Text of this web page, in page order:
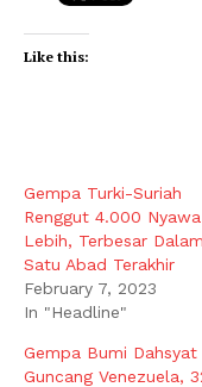
Like this:
Gempa Turki-Suriah
Renggut 4.000 Nyawa
Lebih, Terbesar Dalam
Satu Abad Terakhir
February 7, 2023
In "Headline"
Gempa Bumi Dahsyat
Guncang Venezuela,